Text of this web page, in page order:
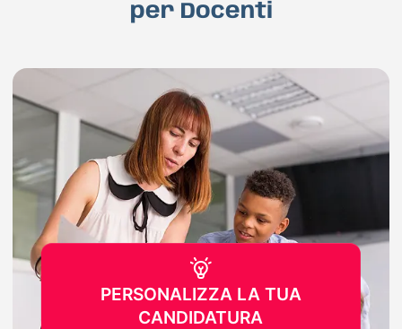
per Docenti
PERSONALIZZA LA TUA
CANDIDATURA